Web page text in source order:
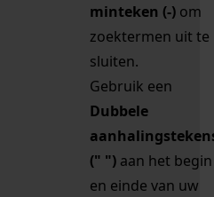
minteken (-) om
zoektermen uit te
sluiten.
Gebruik een
Dubbele
(" ") aan het begin
en einde van uw